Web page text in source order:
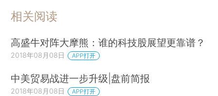
相关阅读
高盛牛对阵大摩熊：谁的科技股展望更靠谱？
2018年08月08日 APP打开
中美贸易战进一步升级|盘前简报
2018年08月08日 APP打开